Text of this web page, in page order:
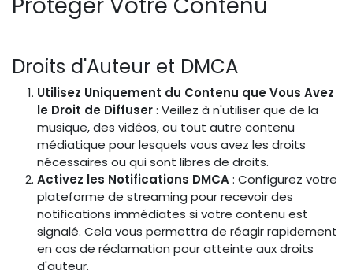
Droits d'Auteur et DMCA
Utilisez Uniquement du Contenu que Vous Avez
le Droit de Diffuser: Veillez à n'utiliser que de la
musique, des vidéos, ou tout autre contenu
médiatique pour lesquels vous avez les droits
nécessaires ou qui sont libres de droits.
Activez les Notifications DMCA: Configurez votre
plateforme de streaming pour recevoir des
notifications immédiates si votre contenu est
signalé. Cela vous permettra de réagir rapidement
en cas de réclamation pour atteinte aux droits
d'auteur.